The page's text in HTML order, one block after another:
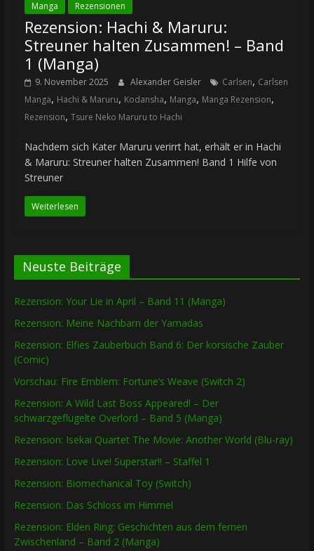
Manga Rezensionen
Rezension: Hachi & Maruru:
Streuner halten Zusammen! – Band
1 (Manga)
9. November 2025 Alexander Geisler Carlsen, Carlsen
Manga, Hachi & Maruru, Kodansha, Manga, Manga Rezension,
Rezension, Tsure Neko Maruru to Hachi
Nachdem sich Kater Maruru verirrt hat, erhält er in Hachi
& Maruru: Streuner halten Zusammen! Band 1 Hilfe von
Streuner
Weiterlesen
Neuste Beiträge
Rezension: Your Lie in April – Band 11 (Manga)
Rezension: Meine Nachbarn der Yamadas
Rezension: Elfies Zauberbuch Band 6: Der korsische Zauber
(Comic)
Vorschau: Fire Emblem: Fortune’s Weave (Switch 2)
Rezension: A Wild Last Boss Appeared! – Der
schwarzgeflügelte Overlord – Band 5 (Manga)
Rezension: Isekai Quartet The Movie: Another World (Blu-ray)
Rezension: Love Live! Superstar!! – Staffel 1
Rezension: Biomechanical Toy (Switch)
Rezension: Das Schloss im Himmel
Rezension: Elden Ring: Geschichten aus dem fernen
Zwischenland – Band 2 (Manga)